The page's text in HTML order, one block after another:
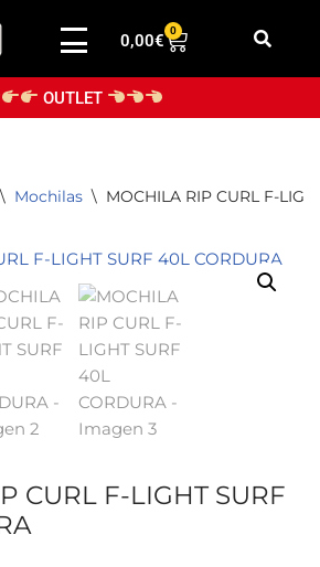
0,00€
0
OUTLET
\ Mochilas \ MOCHILA RIP CURL F-
CURL F-LIGHT SURF